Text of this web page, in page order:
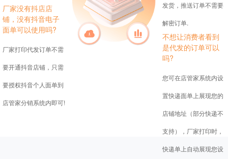
厂家没有抖店店
铺，没有抖音电子
面单可以使用吗?
厂家打印代发订单不需
要开通抖音店铺，只需
要授权抖音个人面单到
店管家分销系统内即可!
发货，推送订单不需要
解密订单.
不想让消费者看到
是代发的订单可以
吗?
您可在店管家系统内设
置快递面单上展现您的
店铺地址（部分快递不
支持），厂家打印时，
快递单上自动展现您设